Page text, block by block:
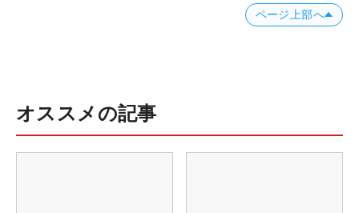
ページ上部へ
オススメの記事